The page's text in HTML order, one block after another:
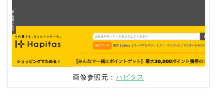
画像参照元： ハピタス